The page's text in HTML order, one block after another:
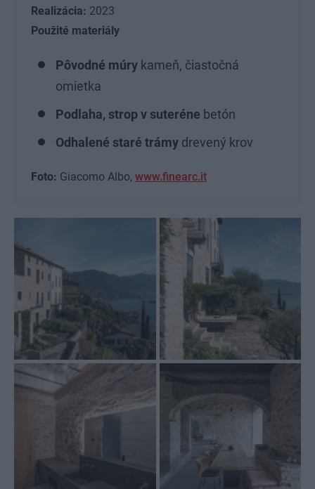
Realizácia: 2023
Použité materiály
Pôvodné múry kameň, čiastočná
omietka
Podlaha, strop v suteréne betón
Odhalené staré trámy drevený krov
Foto: Giacomo Albo, www.finearc.it